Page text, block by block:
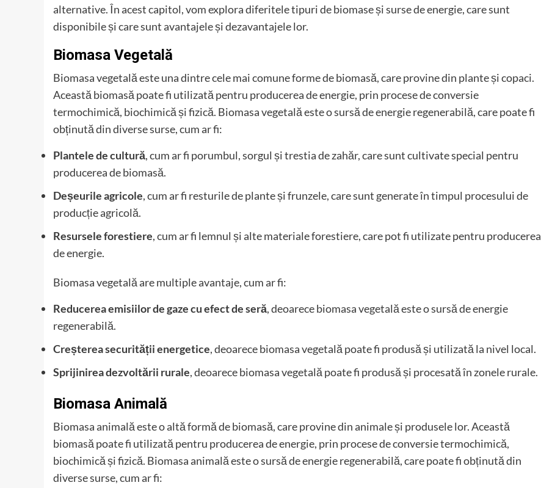
alternative. În acest capitol, vom explora diferitele tipuri de biomase și surse de energie, care sunt
disponibile și care sunt avantajele și dezavantajele lor.
Biomasa Vegetală
Biomasa vegetală este una dintre cele mai comune forme de biomasă, care provine din plante și copaci.
Această biomasă poate fi utilizată pentru producerea de energie, prin procese de conversie
termochimică, biochimică și fizică. Biomasa vegetală este o sursă de energie regenerabilă, care poate fi
obținută din diverse surse, cum ar fi:
Plantele de cultură, cum ar fi porumbul, sorgul și trestia de zahăr, care sunt cultivate special pentru
producerea de biomasă.
Deșeurile agricole, cum ar fi resturile de plante și frunzele, care sunt generate în timpul procesului de
producție agricolă.
Resursele forestiere, cum ar fi lemnul și alte materiale forestiere, care pot fi utilizate pentru producerea
de energie.
Biomasa vegetală are multiple avantaje, cum ar fi:
Reducerea emisiilor de gaze cu efect de seră, deoarece biomasa vegetală este o sursă de energie
regenerabilă.
Creșterea securității energetice, deoarece biomasa vegetală poate fi produsă și utilizată la nivel local.
Sprijinirea dezvoltării rurale, deoarece biomasa vegetală poate fi produsă și procesată în zonele rurale.
Biomasa Animală
Biomasa animală este o altă formă de biomasă, care provine din animale și produsele lor. Această
biomasă poate fi utilizată pentru producerea de energie, prin procese de conversie termochimică,
biochimică și fizică. Biomasa animală este o sursă de energie regenerabilă, care poate fi obținută din
diverse surse, cum ar fi: